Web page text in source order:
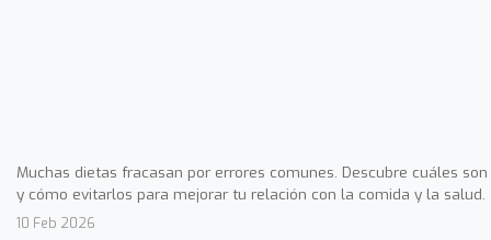
Muchas dietas fracasan por errores comunes. Descubre cuáles son
y cómo evitarlos para mejorar tu relación con la comida y la salud.
10 Feb 2026